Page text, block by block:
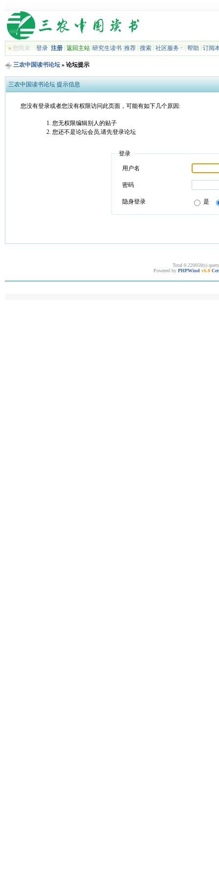
»您尚未 登录 注册| 返回主站| 研究生读书| 推荐| 搜索| 社区服务 帮助 订阅
三农中国读书论坛» 论坛提示
三农中国读书论坛 提示信息
您没有登录或者您没有权限访问此页面，可能有如下几个原因:
您无权限编辑别人的贴子
您还不是论坛会员,请先登录论坛
登录
用户名
密码
隐身登录 是
Total 0.220050(s)
Powered by PHPWind v6.0